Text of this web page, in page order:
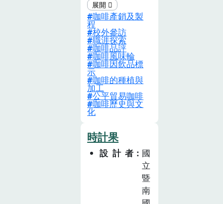
自然設計、厚土
種植等農法的原
理原則，結合農
業相關知能進行
農事體驗活動。
同時，透過小組
合作學習的策
略，引導學生探
究從生產、加工
農業的相關工作
角色。餐桌篇聚
焦生活中的糧食
議題，選定四種
訂選修課程，其
中，食農課程設
計探究主題為
「八卦山下的咖
啡」，針對高一
學生以「農業生
產與環境」為主
軸，結合「飲食
健康與消費」、
化」設計兩個主
題共計10節課以
及一日校外參
訪。主題一「從
世界咖啡看臺灣
咖啡發展」介紹
咖啡產銷及製
程
校外參訪
職涯探索
咖啡品評
咖啡風味輪
咖啡因飲品標
示
咖啡的種植與
加工
公平貿易咖啡
咖啡歷史與文
化
時計果
設計者
國
立
暨
南